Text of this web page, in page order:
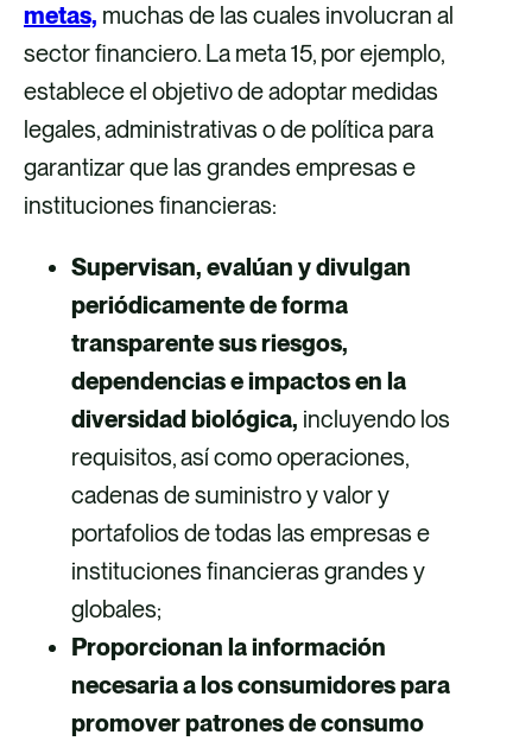
metas, muchas de las cuales involucran al
sector financiero. La meta 15, por ejemplo,
establece el objetivo de adoptar medidas
legales, administrativas o de política para
garantizar que las grandes empresas e
instituciones financieras:
Supervisan, evalúan y divulgan
periódicamente de forma
transparente sus riesgos,
dependencias e impactos en la
diversidad biológica, incluyendo los
requisitos, así como operaciones,
cadenas de suministro y valor y
portafolios de todas las empresas e
instituciones financieras grandes y
globales;
Proporcionan la información
necesaria a los consumidores para
promover patrones de consumo